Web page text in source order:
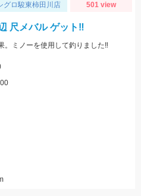
グロ駿東柿田川店 501 view
尺メバル ゲット‼
。ミノーを使用して釣りました‼